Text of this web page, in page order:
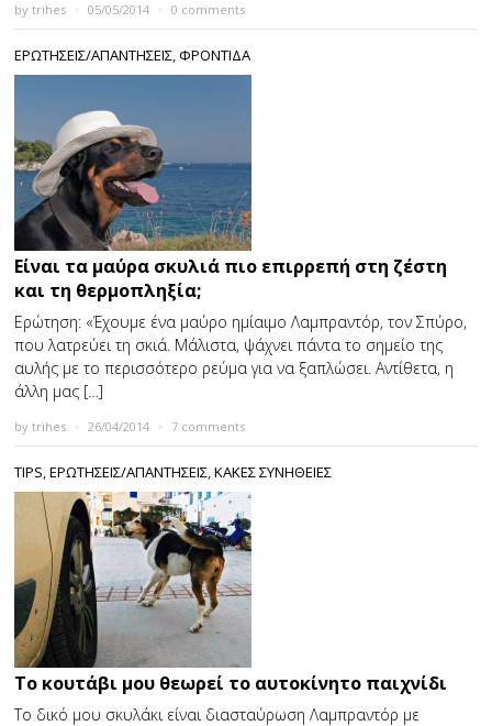
bytrihes 05/05/2014 0 comments
ΕΡΩΤΗΣΕΙΣ/ΑΠΑΝΤΗΣΕΙΣ,ΦΡΟΝΤΙΔΑ
Είναι τα μαύρα σκυλιά πιο επιρρεπή στη ζέστη
και τη θερμοπληξία;
Ερώτηση: «Έχουμε ένα μαύρο ημίαιμο Λαμπραντόρ, τον Σπύρο,
που λατρεύει τη σκιά. Μάλιστα, ψάχνει πάντα το σημείο της
αυλής με το περισσότερο ρεύμα για να ξαπλώσει. Αντίθετα, η
άλλη μας […]
bytrihes 26/04/2014 7 comments
TIPS,ΕΡΩΤΗΣΕΙΣ/ΑΠΑΝΤΗΣΕΙΣ,ΚΑΚΕΣ ΣΥΝΗΘΕΙΕΣ
Το κουτάβι μου θεωρεί το αυτοκίνητο παιχνίδι
Το δικό μου σκυλάκι είναι διασταύρωση Λαμπραντόρ με